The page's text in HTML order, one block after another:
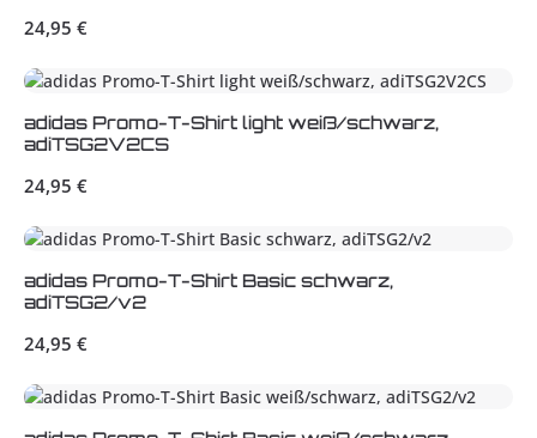
Regulärer Preis:
24,95 €
adidas Promo-T-Shirt light weiß/schwarz,
adiTSG2V2CS
Regulärer Preis:
24,95 €
adidas Promo-T-Shirt Basic schwarz,
adiTSG2/v2
Regulärer Preis:
24,95 €